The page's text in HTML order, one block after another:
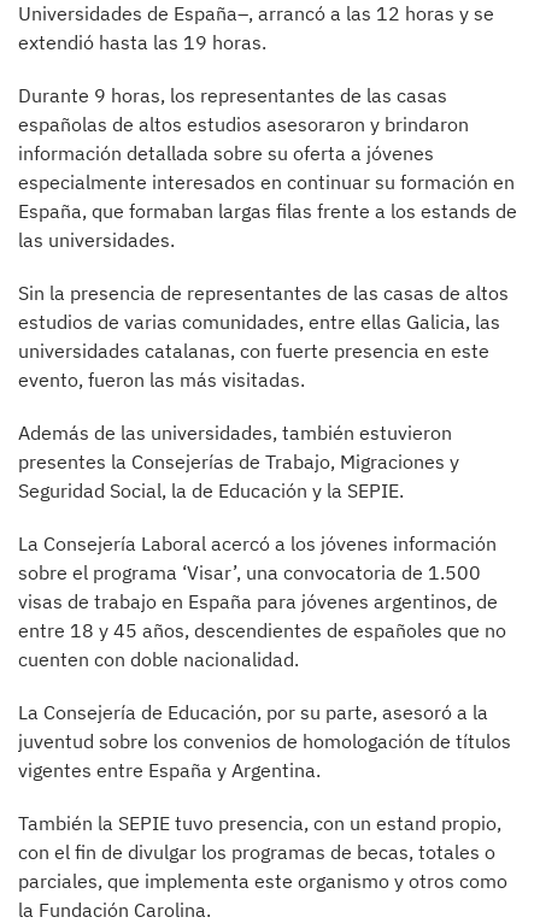
Universidades de España–, arrancó a las 12 horas y se
extendió hasta las 19 horas.
Durante 9 horas, los representantes de las casas
españolas de altos estudios asesoraron y brindaron
información detallada sobre su oferta a jóvenes
especialmente interesados en continuar su formación en
España, que formaban largas filas frente a los estands de
las universidades.
Sin la presencia de representantes de las casas de altos
estudios de varias comunidades, entre ellas Galicia, las
universidades catalanas, con fuerte presencia en este
evento, fueron las más visitadas.
Además de las universidades, también estuvieron
presentes la Consejerías de Trabajo, Migraciones y
Seguridad Social, la de Educación y la SEPIE.
La Consejería Laboral acercó a los jóvenes información
sobre el programa ‘Visar’, una convocatoria de 1.500
visas de trabajo en España para jóvenes argentinos, de
entre 18 y 45 años, descendientes de españoles que no
cuenten con doble nacionalidad.
La Consejería de Educación, por su parte, asesoró a la
juventud sobre los convenios de homologación de títulos
vigentes entre España y Argentina.
También la SEPIE tuvo presencia, con un estand propio,
con el fin de divulgar los programas de becas, totales o
parciales, que implementa este organismo y otros como
la Fundación Carolina.